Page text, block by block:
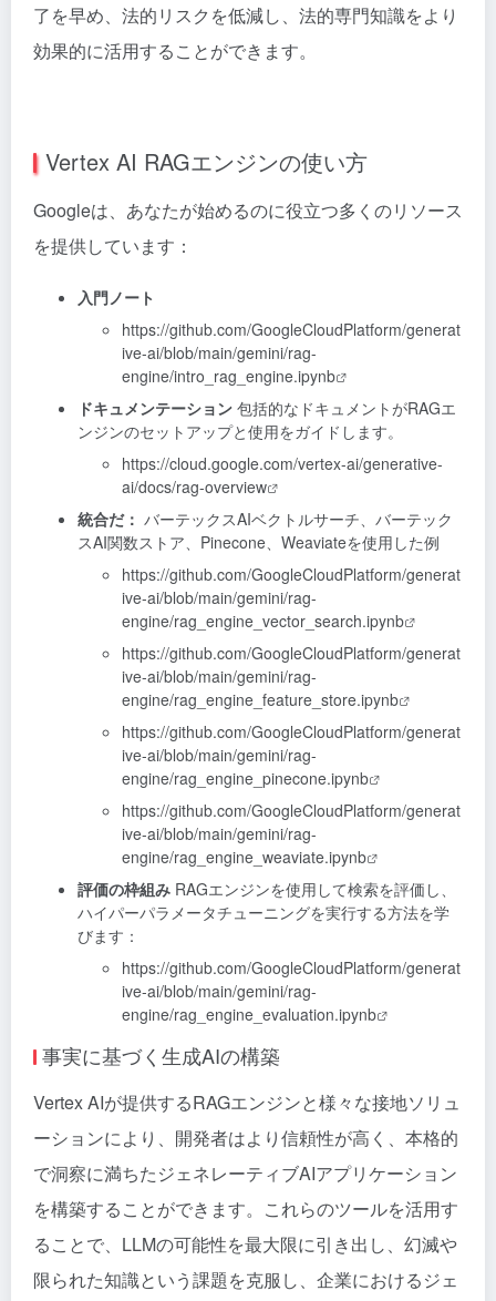
了を早め、法的リスクを低減し、法的専門知識をより
効果的に活用することができます。
Vertex AI RAGエンジンの使い方
Googleは、あなたが始めるのに役立つ多くのリソース
を提供しています：
入門ノート
https://github.com/GoogleCloudPlatform/generat
ive-ai/blob/main/gemini/rag-
engine/intro_rag_engine.ipynb
ドキュメンテーション 包括的なドキュメントがRAGエ
ンジンのセットアップと使用をガイドします。
https://cloud.google.com/vertex-ai/generative-
ai/docs/rag-overview
統合だ： バーテックスAIベクトルサーチ、バーテック
スAI関数ストア、Pinecone、Weaviateを使用した例
https://github.com/GoogleCloudPlatform/generat
ive-ai/blob/main/gemini/rag-
engine/rag_engine_vector_search.ipynb
https://github.com/GoogleCloudPlatform/generat
ive-ai/blob/main/gemini/rag-
engine/rag_engine_feature_store.ipynb
https://github.com/GoogleCloudPlatform/generat
ive-ai/blob/main/gemini/rag-
engine/rag_engine_pinecone.ipynb
https://github.com/GoogleCloudPlatform/generat
ive-ai/blob/main/gemini/rag-
engine/rag_engine_weaviate.ipynb
評価の枠組み RAGエンジンを使用して検索を評価し、
ハイパーパラメータチューニングを実行する方法を学
びます：
https://github.com/GoogleCloudPlatform/generat
ive-ai/blob/main/gemini/rag-
engine/rag_engine_evaluation.ipynb
事実に基づく生成AIの構築
Vertex AIが提供するRAGエンジンと様々な接地ソリュ
ーションにより、開発者はより信頼性が高く、本格的
で洞察に満ちたジェネレーティブAIアプリケーション
を構築することができます。これらのツールを活用す
ることで、LLMの可能性を最大限に引き出し、幻滅や
限られた知識という課題を克服し、企業におけるジェ